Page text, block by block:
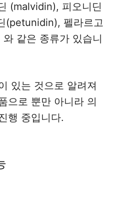
(malvidin), 피오니딘
(petunidin), 펠라르고
같은 종류가 있습니
있는 것으로 알려져
으로 뿐만 아니라 의
행 중입니다.